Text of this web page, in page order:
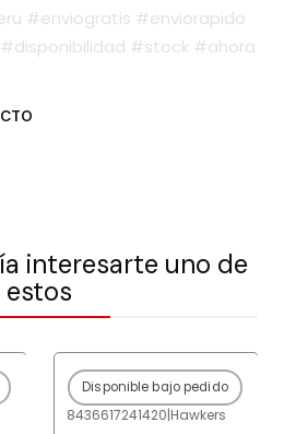
#enviogratis #enviorapido
#stock #ahora
interesarte uno de
estos
-80%OFF
Agotado
Disponible bajo pedido
8436617241420|Hawkers